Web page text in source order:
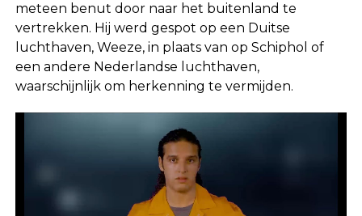
meteen benut door naar het buitenland te
vertrekken. Hij werd gespot op een Duitse
luchthaven, Weeze, in plaats van op Schiphol of
een andere Nederlandse luchthaven,
waarschijnlijk om herkenning te vermijden.